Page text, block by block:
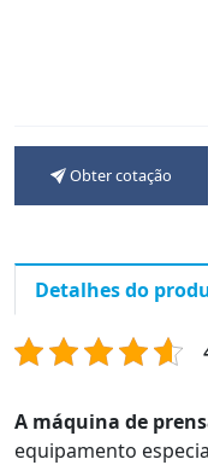
Obter cotação
Detalhes do
A máquina de
equipamento